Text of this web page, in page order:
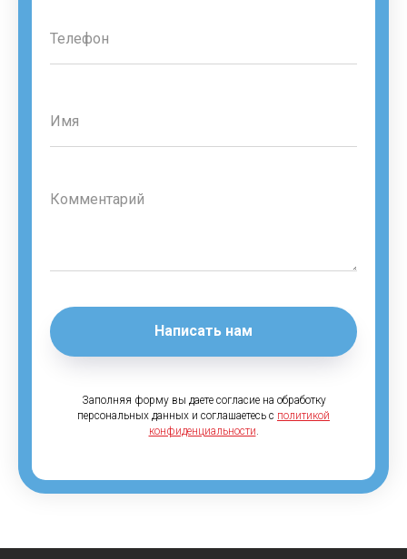
Написать нам
Заполняя форму вы даете согласие на обработку
персональных данных и соглашаетесь c политикой
конфиденциальности.